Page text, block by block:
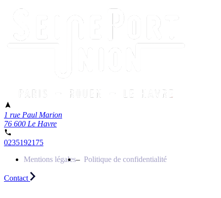
1 rue Paul Marion
76 600 Le Havre
0235192175
Mentions légales
Politique de confidentialité
Contact